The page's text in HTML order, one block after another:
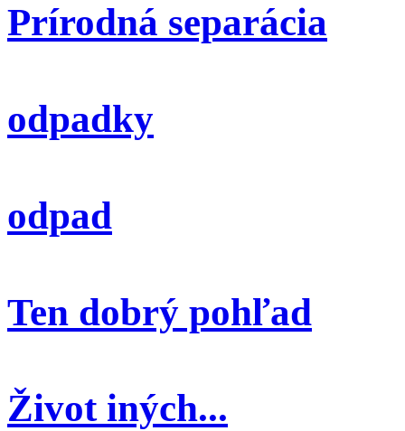
Prírodná separácia
odpadky
odpad
Ten dobrý pohľad
Život iných...